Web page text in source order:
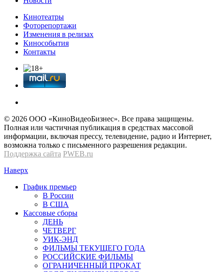
Кинотеатры
Фоторепортажи
Изменения в релизах
Кинособытия
Контакты
© 2026 OOО «КиноВидеоБизнес». Все права защищены.
Полная или частичная публикация в средствах массовой
информации, включая прессу, телевидение, радио и Интернет,
возможна только с письменного разрешения редакции.
Поддержка сайта PWEB.ru
Наверх
График премьер
В России
В США
Кассовые сборы
ДЕНЬ
ЧЕТВЕРГ
УИК-ЭНД
ФИЛЬМЫ ТЕКУЩЕГО ГОДА
РОССИЙСКИЕ ФИЛЬМЫ
ОГРАНИЧЕННЫЙ ПРОКАТ